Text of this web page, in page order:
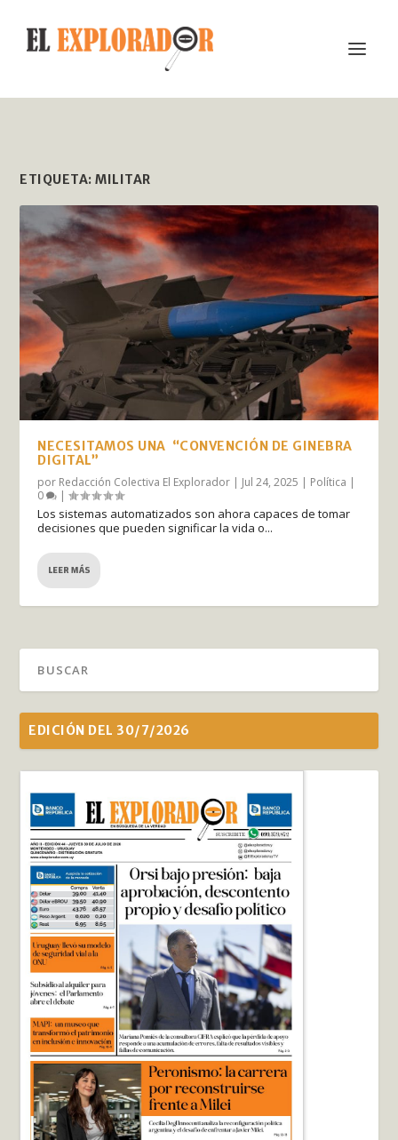
ETIQUETA:MILITAR
NECESITAMOS UNA “CONVENCIÓN DE GINEBRA
DIGITAL”
por Redacción Colectiva El Explorador | Jul 24, 2025 | Política |
0
|
Los sistemas automatizados son ahora capaces de tomar
decisiones que pueden significar la vida o...
LEER MÁS
EDICIÓN DEL 30/7/2026